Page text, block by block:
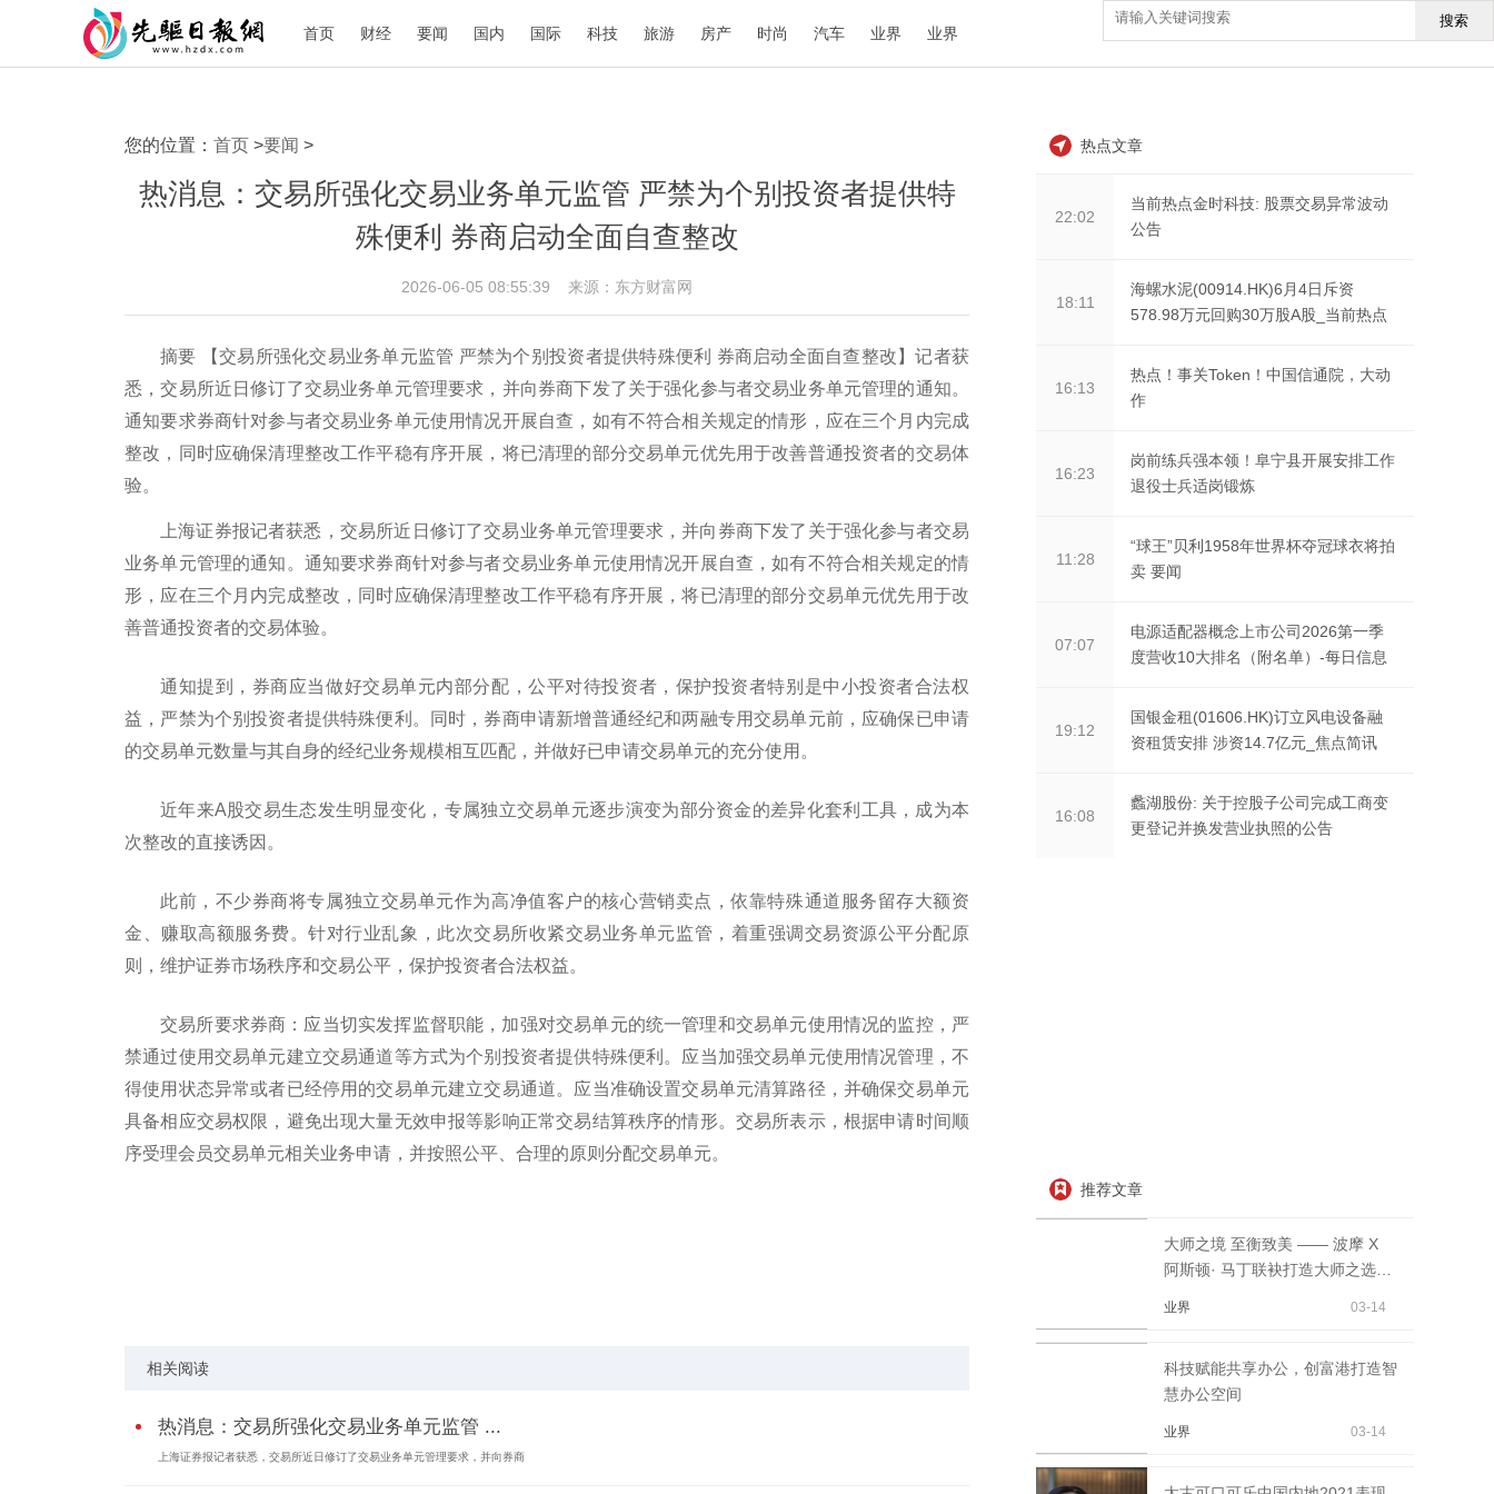
首页 财经 要闻 国内 国际 科技 旅游 房产 时尚 汽车 业界 业界
搜索
您的位置： 首页 >要闻 >
热消息：交易所强化交易业务单元监管 严禁为个别投资者提供特
殊便利 券商启动全面自查整改
2026-06-05 08:55:39 来源：东方财富网
摘要 【交易所强化交易业务单元监管 严禁为个别投资者提供特殊便利 券商启动全面自查整改】记者获
悉，交易所近日修订了交易业务单元管理要求，并向券商下发了关于强化参与者交易业务单元管理的通知。
通知要求券商针对参与者交易业务单元使用情况开展自查，如有不符合相关规定的情形，应在三个月内完成
整改，同时应确保清理整改工作平稳有序开展，将已清理的部分交易单元优先用于改善普通投资者的交易体
验。
上海证券报记者获悉，交易所近日修订了交易业务单元管理要求，并向券商下发了关于强化参与者交易
业务单元管理的通知。通知要求券商针对参与者交易业务单元使用情况开展自查，如有不符合相关规定的情
形，应在三个月内完成整改，同时应确保清理整改工作平稳有序开展，将已清理的部分交易单元优先用于改
善普通投资者的交易体验。
通知提到，券商应当做好交易单元内部分配，公平对待投资者，保护投资者特别是中小投资者合法权
益，严禁为个别投资者提供特殊便利。同时，券商申请新增普通经纪和两融专用交易单元前，应确保已申请
的交易单元数量与其自身的经纪业务规模相互匹配，并做好已申请交易单元的充分使用。
近年来A股交易生态发生明显变化，专属独立交易单元逐步演变为部分资金的差异化套利工具，成为本
次整改的直接诱因。
此前，不少券商将专属独立交易单元作为高净值客户的核心营销卖点，依靠特殊通道服务留存大额资
金、赚取高额服务费。针对行业乱象，此次交易所收紧交易业务单元监管，着重强调交易资源公平分配原
则，维护证券市场秩序和交易公平，保护投资者合法权益。
交易所要求券商：应当切实发挥监督职能，加强对交易单元的统一管理和交易单元使用情况的监控，严
禁通过使用交易单元建立交易通道等方式为个别投资者提供特殊便利。应当加强交易单元使用情况管理，不
得使用状态异常或者已经停用的交易单元建立交易通道。应当准确设置交易单元清算路径，并确保交易单元
具备相应交易权限，避免出现大量无效申报等影响正常交易结算秩序的情形。交易所表示，根据申请时间顺
序受理会员交易单元相关业务申请，并按照公平、合理的原则分配交易单元。
相关阅读
热消息：交易所强化交易业务单元监管 ...
上海证券报记者获悉，交易所近日修订了交易业务单元管理要求，并向券商
热点文章
22:02
当前热点金时科技: 股票交易异常波动
公告
18:11
海螺水泥(00914.HK)6月4日斥资
578.98万元回购30万股A股_当前热点
16:13
热点！事关Token！中国信通院，大动
作
16:23
岗前练兵强本领！阜宁县开展安排工作
退役士兵适岗锻炼
11:28
“球王”贝利1958年世界杯夺冠球衣将拍
卖 要闻
07:07
电源适配器概念上市公司2026第一季
度营收10大排名（附名单）-每日信息
19:12
国银金租(01606.HK)订立风电设备融
资租赁安排 涉资14.7亿元_焦点简讯
16:08
蠡湖股份: 关于控股子公司完成工商变
更登记并换发营业执照的公告
推荐文章
大师之境 至衡致美 —— 波摩 X
阿斯顿· 马丁联袂打造大师之选21
业界 03-14
科技赋能共享办公，创富港打造智
慧办公空间
业界 03-14